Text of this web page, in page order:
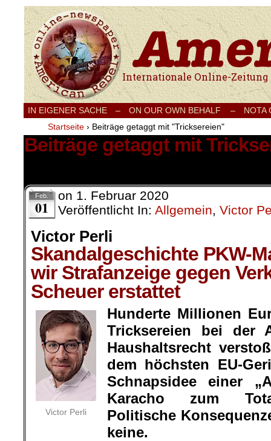
Internationale Onlinezeitung für Frieden,
IN EIGENER SACHE – ON OUR OWN BEHALF –
NOTA
Startseite › Beiträge getaggt mit "Tricksereien"
Beiträge getaggt mit
Feb.
01
on 1. Februar 2020
Veröffentlicht In: Allgemein, Victor
Victor Perli
Skandalgeschichte PKW-
wir Strafanzeige gegen
Scheuer erstattet
Victor Perli
Hunderte Millionen
Tricksereien bei der
Haushaltsrecht
dem höchsten EU-
Schnapsidee einer
Karacho zum
Politische
keine.